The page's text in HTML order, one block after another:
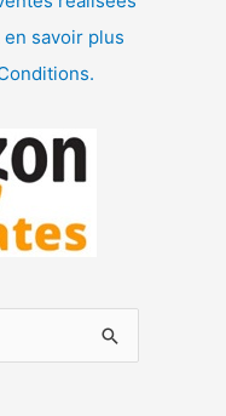
savoir plus